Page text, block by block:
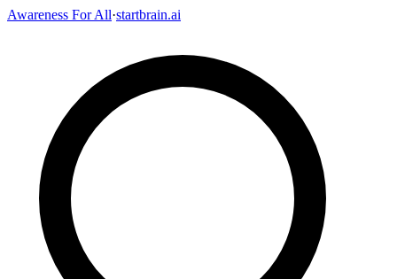
Awareness For All·startbrain.ai